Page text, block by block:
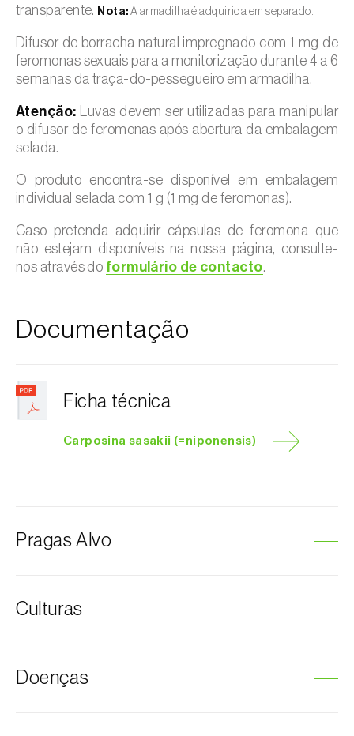
transparente. Nota: A armadilha é adquirida em separado.
Difusor de borracha natural impregnado com 1 mg de
feromonas sexuais para a monitorização durante 4 a 6
semanas da traça-do-pessegueiro em armadilha.
Atenção: Luvas devem ser utilizadas para manipular
o difusor de feromonas após abertura da embalagem
selada.
O produto encontra-se disponível em embalagem
individual selada com 1 g (1 mg de feromonas).
Caso pretenda adquirir cápsulas de feromona que
não estejam disponíveis na nossa página, consulte-
nos através do formulário de contacto.
Documentação
Ficha técnica
Carposina sasakii (=niponensis)
Pragas Alvo
Culturas
Amendoeira
Doenças